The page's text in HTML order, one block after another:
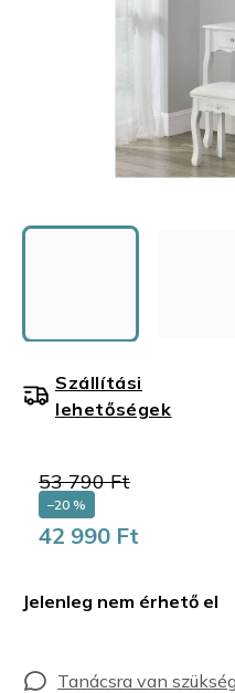
53 790 Ft
–20 %
42 990 Ft
Jelenleg nem érhető el
Szállítási
lehetőségek